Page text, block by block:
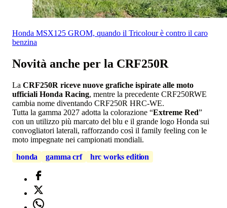
Honda MSX125 GROM, quando il Tricolour è contro il caro
benzina
Novità anche per la CRF250R
La CRF250R riceve nuove grafiche ispirate alle moto
ufficiali Honda Racing, mentre la precedente CRF250RWE
cambia nome diventando CRF250R HRC-WE.
Tutta la gamma 2027 adotta la colorazione “Extreme Red”
con un utilizzo più marcato del blu e il grande logo Honda sui
convogliatori laterali, rafforzando così il family feeling con le
moto impegnate nei campionati mondiali.
honda
gamma crf hrc works edition